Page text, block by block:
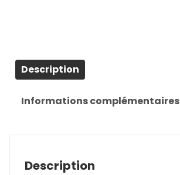
Description
Informations complémentaires
Description